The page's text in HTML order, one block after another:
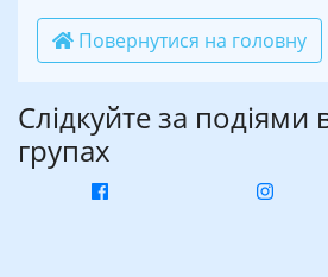
Повернутися на головну
Слідкуйте за
групах